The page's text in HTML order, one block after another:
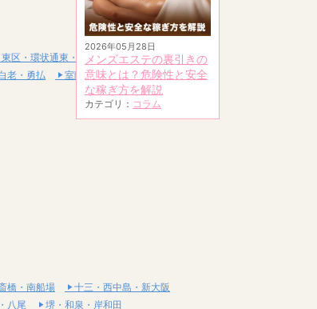
2026年05月28日
メンズエステの裏引きの
意味とは？危険性と安全
な稼ぎ方を解説
カテゴリ： コラム
東区・環状通東・新道東
老・勇払 室蘭・登別・伊達
橋・南船場
十三・西中島・新大阪
八尾 堺・和泉・岸和田